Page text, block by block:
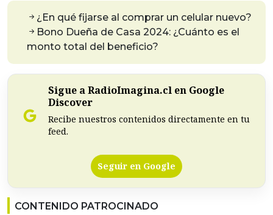
¿En qué fijarse al comprar un celular nuevo?
Bono Dueña de Casa 2024: ¿Cuánto es el
monto total del beneficio?
Sigue a RadioImagina.cl en Google
Discover
Recibe nuestros contenidos directamente en tu
feed.
Seguir en Google
CONTENIDO PATROCINADO